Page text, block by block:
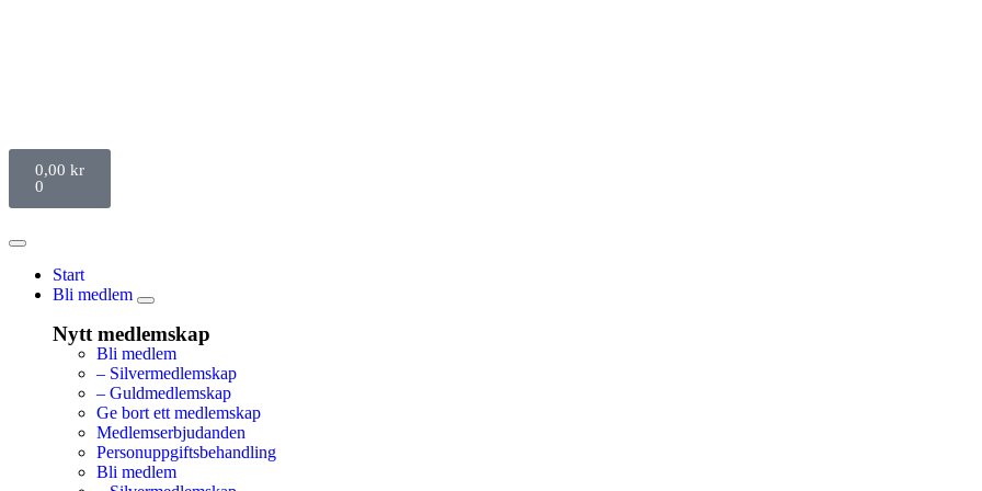
0,00 kr
0
Start
Bli medlem
Nytt medlemskap
Bli medlem
– Silvermedlemskap
– Guldmedlemskap
Ge bort ett medlemskap
Medlemserbjudanden
Personuppgiftsbehandling
Bli medlem